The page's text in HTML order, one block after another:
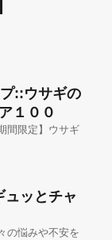
::ウサギの
１００
間限定】ウサギ
ュッとチャ
の悩みや不安を